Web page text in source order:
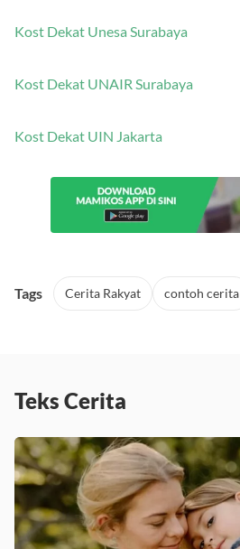
Kost Dekat Unesa Surabaya
Kost Dekat UNAIR Surabaya
Kost Dekat UIN Jakarta
Tags Cerita Rakyat contoh cerita
Teks Cerita